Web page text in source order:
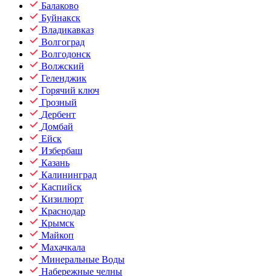
Балаково
Буйнакск
Владикавказ
Волгоград
Волгодонск
Волжский
Геленджик
Горячий ключ
Грозный
Дербент
Домбай
Ейск
Избербаш
Казань
Калининград
Каспийск
Кизилюрт
Краснодар
Крымск
Майкоп
Махачкала
Минеральные Воды
Набережные челны